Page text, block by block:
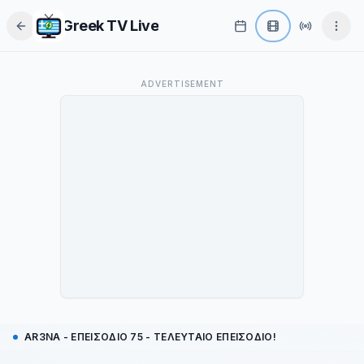
Greek TV Live
Το παρόν οπτικοακουστικό υλικό αποτελεί αποκλειστική πνευματική
ADVERTISEMENT
AR3NA - ΕΠΕΙΣΌΔΙΟ 75 - ΤΕΛΕΥΤΑΊΟ ΕΠΕΙΣΌΔΙΟ!